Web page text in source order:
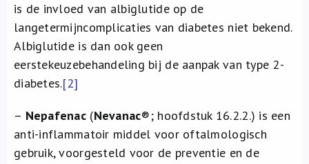
is de invloed van albiglutide op de
langetermijncomplicaties van diabetes niet bekend.
Albiglutide is dan ook geen
eerstekeuzebehandeling bij de aanpak van type 2-
diabetes.[2]
– Nepafenac(Nevanac®; hoofdstuk 16.2.2.) is een
anti-inflammatoir middel voor oftalmologisch
gebruik, voorgesteld voor de preventie en de